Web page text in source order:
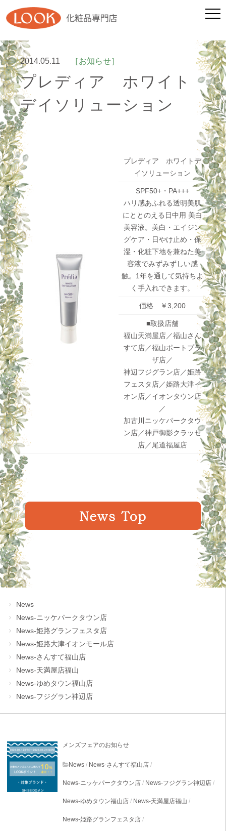
2014.05.11 ［お知らせ］
プレディア ホワイト
デイソリューション
プレディア ホワイトデ
イソリューション
SPF50+・PA+++
ハリ感あふれる透明美肌
にととのえる日中用 美白
美容液。美白・エイジン
グケア・日やけ止め・保
湿・化粧下地を兼ねた美
容液でみずみずしい感
触。1年を通して気持ちよ
く手入れできます。
価格 ￥3,200
■取扱店舗
福山天満屋店／福山さん
すて店／福山ポートプラ
ザ店／
神辺フジグラン店／姫路
フェスタ店／姫路大津イ
オン店／イオンタウン店
／
加古川ニッケパークタウ
ン店／神戸御影クラッセ
店／尾道福屋店
News
News-ニッケパークタウン店
News-姫路グランフェスタ店
News-姫路大津イオンモール店
News-さんすて福山店
News-天満屋店福山
News-ゆめタウン福山店
News-フジグラン神辺店
メンズフェアのお知らせ
News / News-さんすて福山店 /
News-ニッケパークタウン店 / News-フジグラン神辺店 /
News-ゆめタウン福山店 / News-天満屋店福山 /
News-姫路グランフェスタ店 /